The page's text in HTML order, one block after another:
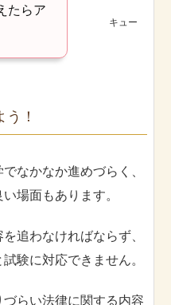
キュー
たらア
！
なかなか進めづらく、
場面もあります。
追わなければならず、
験に対応できません。
らい法律に関する内容